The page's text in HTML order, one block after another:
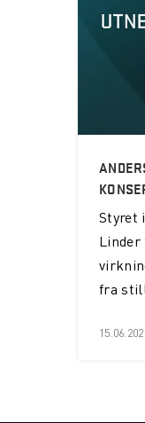
Styret
Linder
fra